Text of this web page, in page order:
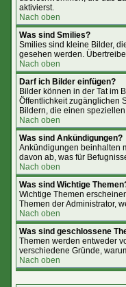
aktivierst.
Nach oben
Was sind Smilies?
Smilies sind kleine Bilder,
gesehen werden.
Nach oben
Darf ich Bilder einfügen?
Bilder können in der Tat im
Öffentlichkeit zugänglichen
Bildern, die einen
Nach oben
Was sind Ankündigungen?
Ankündigungen beinhalten
davon ab, was für
Nach oben
Was sind Wichtige
Wichtige Themen
Themen der Administrator,
Nach oben
Was sind geschlossene
Themen werden entweder
verschiedene Gründe,
Nach oben